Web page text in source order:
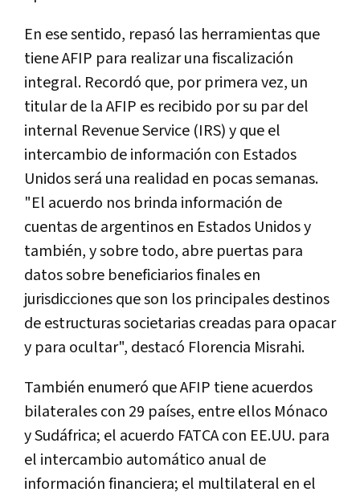
En ese sentido, repasó las herramientas que
tiene AFIP para realizar una fiscalización
integral. Recordó que, por primera vez, un
titular de la AFIP es recibido por su par del
internal Revenue Service (IRS) y que el
intercambio de información con Estados
Unidos será una realidad en pocas semanas.
"El acuerdo nos brinda información de
cuentas de argentinos en Estados Unidos y
también, y sobre todo, abre puertas para
datos sobre beneficiarios finales en
jurisdicciones que son los principales destinos
de estructuras societarias creadas para opacar
y para ocultar", destacó Florencia Misrahi.
También enumeró que AFIP tiene acuerdos
bilaterales con 29 países, entre ellos Mónaco
y Sudáfrica; el acuerdo FATCA con EE.UU. para
el intercambio automático anual de
información financiera; el multilateral en el